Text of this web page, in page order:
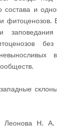
состава и
Леонова Н. А.